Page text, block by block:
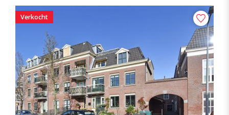
Verkocht